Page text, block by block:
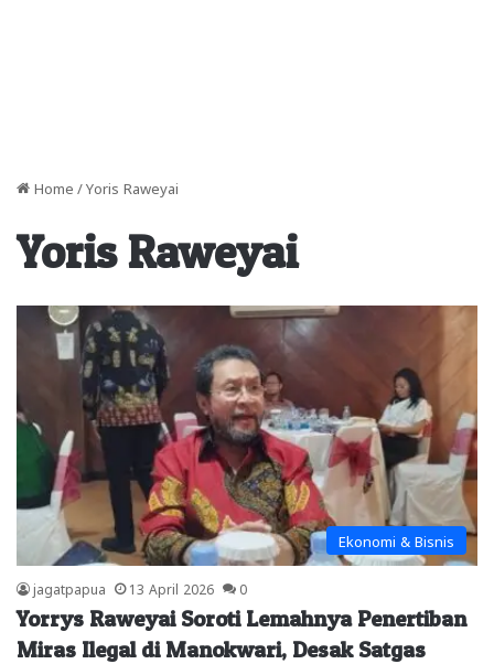
Home / Yoris Raweyai
Yoris Raweyai
Ekonomi & Bisnis
jagatpapua 13 April 2026 0
Yorrys Raweyai Soroti Lemahnya Penertiban
Miras Ilegal di Manokwari, Desak Satgas